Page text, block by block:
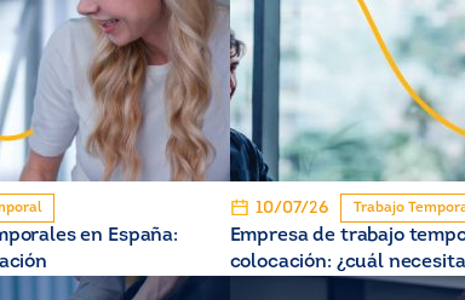
en España:
10/07/26 Trabajo
Empresa de trabajo
colocación: ¿cuál